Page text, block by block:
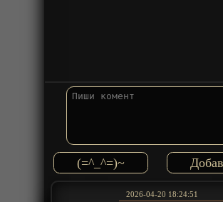
(=^_^=)~
2026-04-20 18:24:51